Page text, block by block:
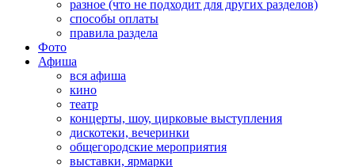
разное (что не подходит для других разделов)
способы оплаты
правила раздела
Фото
Афиша
вся афиша
кино
театр
концерты, шоу, цирковые выступления
дискотеки, вечеринки
общегородские мероприятия
выставки, ярмарки